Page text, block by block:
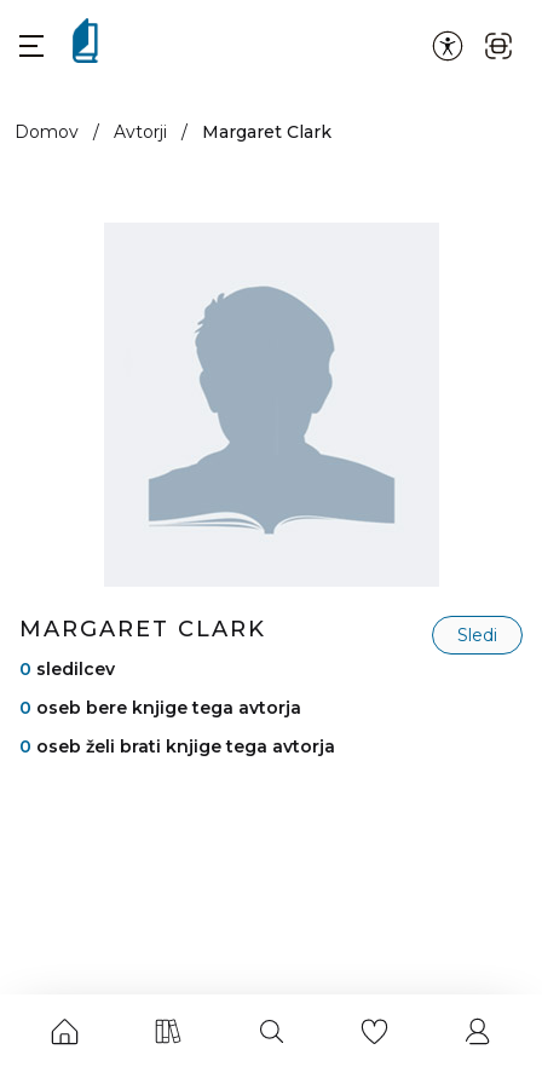
Domov / Avtorji / Margaret Clark
MARGARET CLARK
Sledi
0 sledilcev
0 oseb bere knjige tega avtorja
0 oseb želi brati knjige tega avtorja